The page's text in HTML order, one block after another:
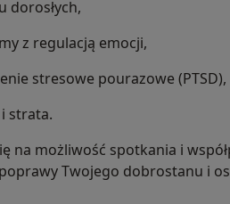
dorosłych,
z regulacją emocji,
stresowe pourazowe (PTSD),
i strata.
na możliwość spotkania i
Twojego dobrostanu i